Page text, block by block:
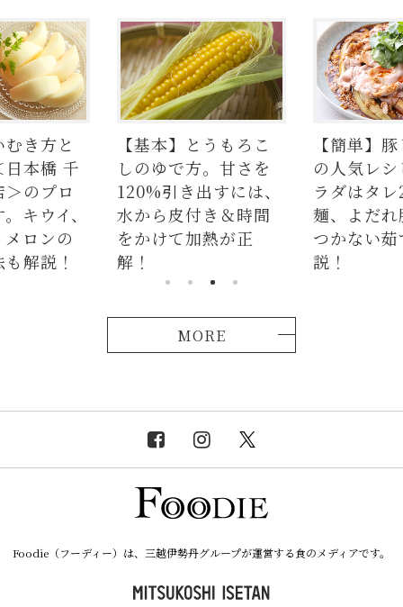
【基本】とうもろこ
しのゆで方。甘さを
120%引き出すには、
水から皮付き＆時間
をかけて加熱が正
解！
【簡単】豚しゃぶ肉
の人気レシピ4品。
ラダはタレ2種、つ
麺、よだれ豚。パサ
つかない茹で方も解
MORE
Foodie（フーディー）は、三越伊勢丹グループが運営する食のメディアです。